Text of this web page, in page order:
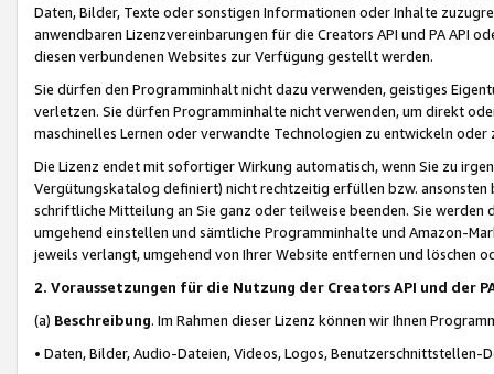
Daten, Bilder, Texte oder sonstigen Informationen oder Inhalte
anwendbaren Lizenzvereinbarungen für die Creators API und PA API
diesen verbundenen Websites zur Verfügung gestellt werden.
Sie dürfen den Programminhalt nicht dazu verwenden, geistiges
verletzen. Sie dürfen Programminhalte nicht verwenden, um direkt
maschinelles Lernen oder verwandte Technologien zu entwickeln
Die Lizenz endet mit sofortiger Wirkung automatisch, wenn Sie zu
Vergütungskatalog definiert) nicht rechtzeitig erfüllen bzw. ansonsten
schriftliche Mitteilung an Sie ganz oder teilweise beenden. Sie werden
umgehend einstellen und sämtliche Programminhalte und Amazon-
jeweils verlangt, umgehend von Ihrer Website entfernen und löschen
2. Voraussetzungen für die Nutzung der Creators API und der
(a) Beschreibung. Im Rahmen dieser Lizenz können wir Ihnen
• Daten, Bilder, Audio-Dateien, Videos, Logos, Benutzerschnittstellen-